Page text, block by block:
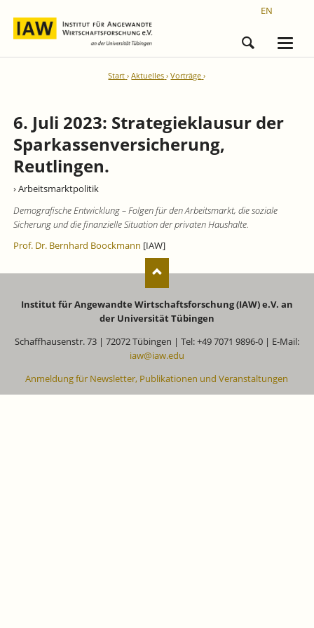
EN
Start Aktuelles Vorträge
6. Juli 2023: Strategieklausur der
Sparkassenversicherung,
Reutlingen.
› Arbeitsmarktpolitik
Demografische Entwicklung – Folgen für den Arbeitsmarkt, die soziale
Sicherung und die finanzielle Situation der privaten Haushalte.
Prof. Dr. Bernhard Boockmann [IAW]
Institut für Angewandte Wirtschaftsforschung (IAW) e.V. an
der Universität Tübingen
Schaffhausenstr. 73 | 72072 Tübingen | Tel: +49 7071 9896-0 | E-Mail:
iaw@iaw.edu
Anmeldung für Newsletter, Publikationen und Veranstaltungen